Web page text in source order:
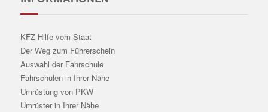
KFZ-Hilfe vom Staat
Der Weg zum Führerschein
Auswahl der Fahrschule
Fahrschulen in Ihrer Nähe
Umrüstung von PKW
Umrüster in Ihrer Nähe